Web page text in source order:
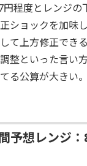
程度とレンジの
ショックを加味
て上方修正でき
整といった言い
る公算が大きい。
予想レンジ